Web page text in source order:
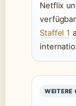
Netflix
Staffel 1
WEITERE